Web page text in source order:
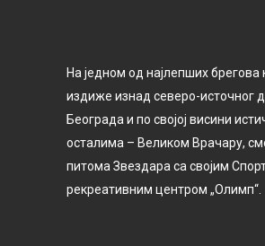
На једном од најлепших брегова
издиже изнад северо-источног
Београда и по својој висини
осталима – Великом Врачару,
питома Звездара са својим
рекреативним центром „Олимп“.